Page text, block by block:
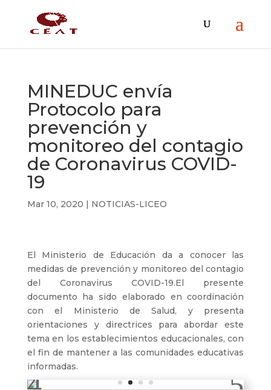
MINEDUC envía
Protocolo para
prevención y
monitoreo del contagio
de Coronavirus COVID-
19
Mar 10, 2020 | NOTICIAS-LICEO
El Ministerio de Educación da a conocer las
medidas de prevención y monitoreo del contagio
del Coronavirus COVID-19.El presente
documento ha sido elaborado en coordinación
con el Ministerio de Salud, y presenta
orientaciones y directrices para abordar este
tema en los establecimientos educacionales, con
el fin de mantener a las comunidades educativas
informadas.